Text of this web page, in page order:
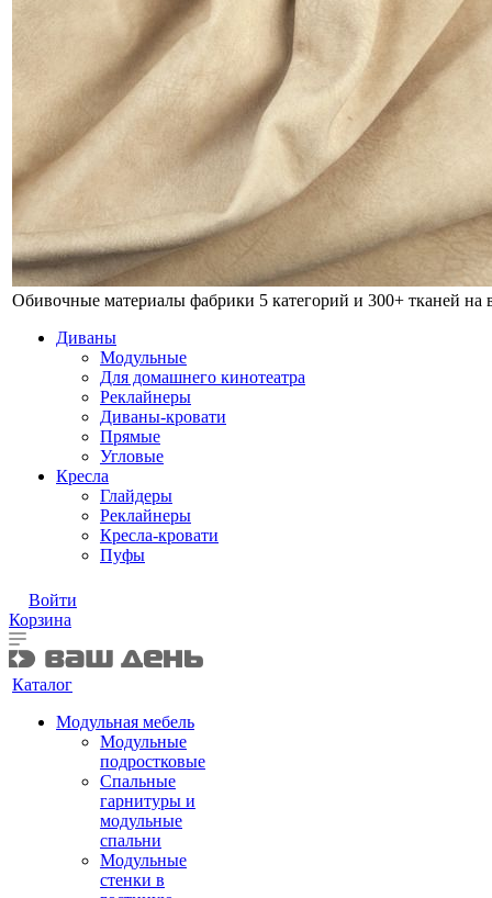
Обивочные материалы фабрики 5 категорий и 300+ тканей на
Диваны
Модульные
Для домашнего кинотеатра
Реклайнеры
Диваны-кровати
Прямые
Угловые
Кресла
Глайдеры
Реклайнеры
Кресла-кровати
Пуфы
Войти
Корзина
Каталог
Модульная мебель
Модульные
подростковые
Спальные
гарнитуры и
модульные
спальни
Модульные
стенки в